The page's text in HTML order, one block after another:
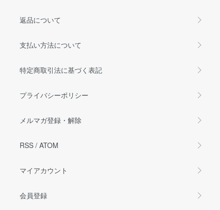
返品について
支払い方法について
特定商取引法に基づく表記
プライバシーポリシー
メルマガ登録・解除
RSS / ATOM
マイアカウント
会員登録